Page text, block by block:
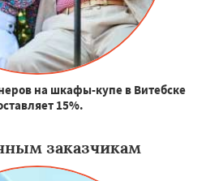
на шкафы-купе в Витебске
15%.
заказчикам